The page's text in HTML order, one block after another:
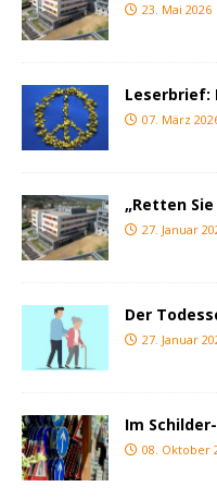
23. Mai 2026
Leserbrief:
07. März
„Retten
27. Januar
Der
27. Januar
Im
08. Oktober